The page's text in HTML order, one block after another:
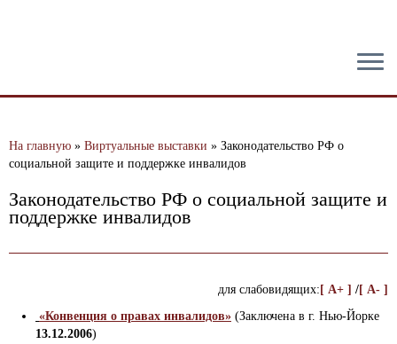
На главную » Виртуальные выставки » Законодательство РФ о
социальной защите и поддержке инвалидов
Законодательство РФ о социальной защите и
поддержке инвалидов
для слабовидящих: [ A+ ] /[ A- ]
«Конвенция о правах инвалидов» (Заключена в г. Нью-Йорке
13.12.2006)